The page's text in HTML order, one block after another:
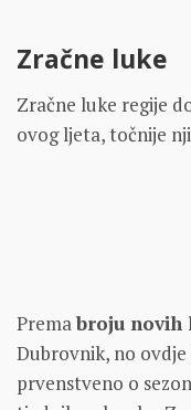
Zračne luke
Zračne luke regije
ovog ljeta, točnije
Premabroju novih
Dubrovnik, no
prvenstveno o